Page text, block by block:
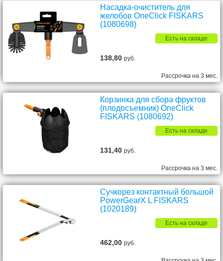
Насадка-очиститель для
желобов OneClick FISKARS
(1080698)
Есть на складе
138,80руб.
Рассрочка на 3 мес.
Корзинка для сбора фруктов
(плодосъемник) OneClick
FISKARS (1080692)
Есть на складе
131,40руб.
Рассрочка на 3 мес.
Сучкорез контактный большой
PowerGearX L FISKARS
(1020189)
Есть на складе
462,00руб.